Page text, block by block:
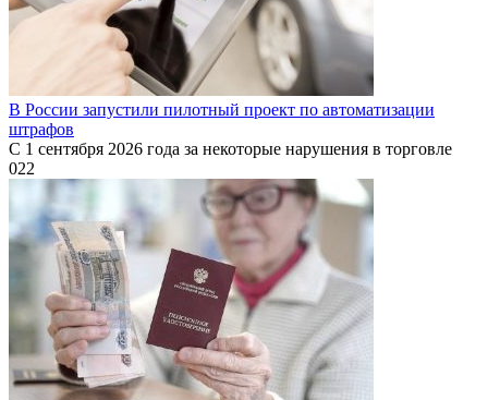
В России запустили пилотный проект по автоматизации
штрафов
С 1 сентября 2026 года за некоторые нарушения в торговле
022